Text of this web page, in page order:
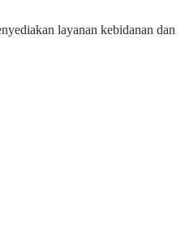
layanan kebidanan dan